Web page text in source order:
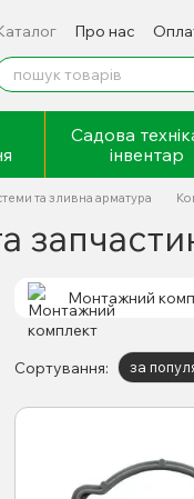
Про нас
Відгуки про магазин
Садова
інвентар
та зливна арматура
Монтажний
Сортування: за